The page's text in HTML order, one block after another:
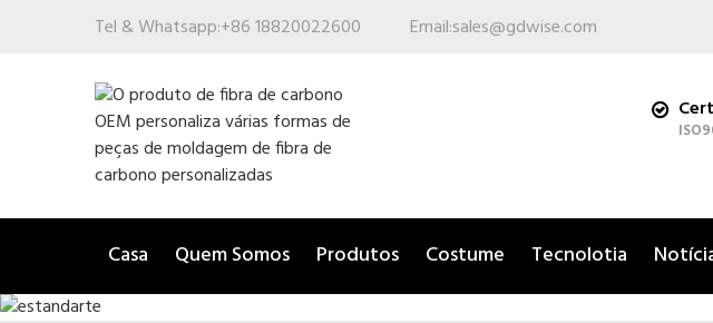
Tel & Whatsapp:+86 18820022600 Email:sales@gdwise.com
Casa Quem Somos Produtos Costume Tecnolotia